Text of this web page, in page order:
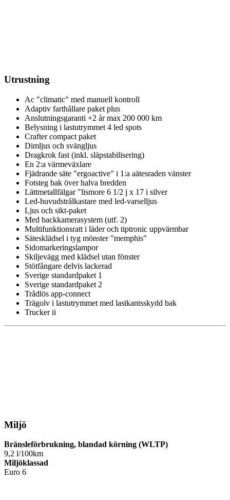
Utrustning
Ac "climatic" med manuell kontroll
Adaptiv farthållare paket plus
Anslutningsgaranti +2 år max 200 000 km
Belysning i lastutrymmet 4 led spots
Crafter compact paket
Dimljus och svängljus
Dragkrok fast (inkl. släpstabilisering)
En 2:a värmeväxlare
Fjädrande säte "ergoactive" i 1:a aätesraden vänster
Fotsteg bak över halva bredden
Lättmetallfälgar "lismore 6 1/2 j x 17 i silver
Led-huvudstrålkastare med led-varselljus
Ljus och sikt-paket
Med backkamerasystem (utf. 2)
Multifunktionsratt i läder och tiptronic uppvärmbar
Sätesklädsel i tyg mönster "memphis"
Sidomarkeringslampor
Skiljevägg med klädsel utan fönster
Stötfångare delvis lackerad
Sverige standardpaket 1
Sverige standardpaket 2
Trådlös app-connect
Trägolv i lastutrymmet med lastkantsskydd bak
Trucker ii
Miljö
Bränsleförbrukning, blandad körning (WLTP)
9,2 l/100km
Miljöklassad
Euro 6